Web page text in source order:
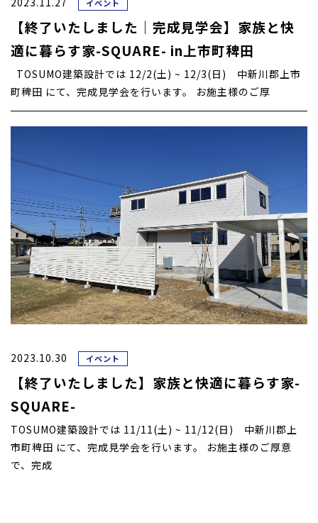
イベント
【終了いたしました｜完成見学会】家族と快
適に暮らす家-SQUARE- in上市町稗田
TOSUMO建築設計では 12/2(土) ~ 12/3(日) 中新川郡上市
町稗田 にて、完成見学会を行います。 お施主様のご厚
2023.10.30 イベント
【終了いたしました】家族と快適に暮らす家-
SQUARE-
TOSUMO建築設計では 11/11(土) ~ 11/12(日) 中新川郡上
市町稗田 にて、完成見学会を行います。 お施主様のご厚意
で、完成